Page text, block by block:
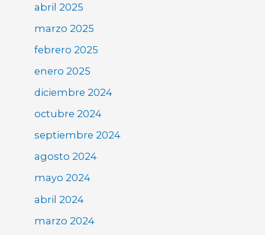
abril 2025
marzo 2025
febrero 2025
enero 2025
diciembre 2024
octubre 2024
septiembre 2024
agosto 2024
mayo 2024
abril 2024
marzo 2024